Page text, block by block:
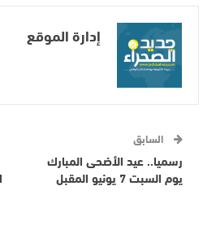
إدارة الموقع
السابق
رسميا.. عيد الأضحى المبارك
يوم السبت 7 يونيو المقبل